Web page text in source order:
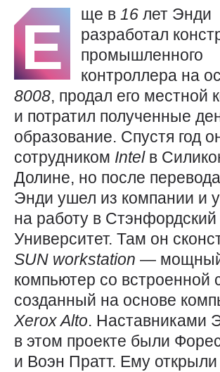
Е ще в 16 лет Энди
разработал
промышленного
контроллера на
8008, продал его местной
и потратил полученные
образование. Спустя год
сотрудником Intel в
Долине, но после
Энди ушел из компании и
на работу в Стэнфордский
Университет. Там он
SUN workstation —
компьютер со встроенной
созданный на основе
XeroxAlto. Наставниками
в этом проекте были
и Воэн Пратт. Ему открыли